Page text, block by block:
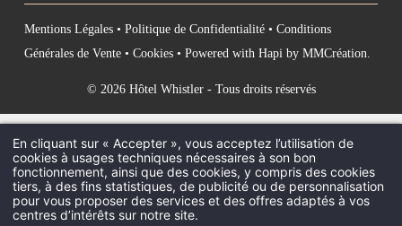
Mentions Légales • Politique de Confidentialité • Conditions
Générales de Vente • Cookies • Powered with Hapi by MMCréation
© 2026 Hôtel Whistler - Tous droits réservés
En cliquant sur « Accepter », vous acceptez l’utilisation de
cookies à usages techniques nécessaires à son bon
fonctionnement, ainsi que des cookies, y compris des cookies
tiers, à des fins statistiques, de publicité ou de personnalisation
pour vous proposer des services et des offres adaptés à vos
centres d’intérêts sur notre site.